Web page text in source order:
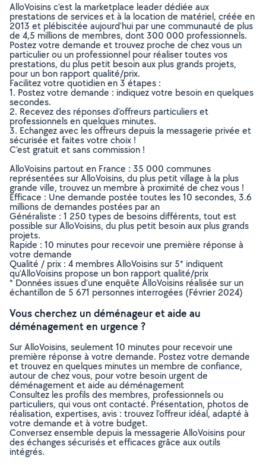
AlloVoisins c’est la marketplace leader dédiée aux
prestations de services et à la location de matériel, créée en
2013 et plébiscitée aujourd’hui par une communauté de plus
de 4,5 millions de membres, dont 300 000 professionnels.
Postez votre demande et trouvez proche de chez vous un
particulier ou un professionnel pour réaliser toutes vos
prestations, du plus petit besoin aux plus grands projets,
pour un bon rapport qualité/prix.
Facilitez votre quotidien en 3 étapes :
1. Postez votre demande : indiquez votre besoin en quelques
secondes.
2. Recevez des réponses d’offreurs particuliers et
professionnels en quelques minutes.
3. Echangez avec les offreurs depuis la messagerie privée et
sécurisée et faites votre choix !
C’est gratuit et sans commission !
AlloVoisins partout en France : 35 000 communes
représentées sur AlloVoisins, du plus petit village à la plus
grande ville, trouvez un membre à proximité de chez vous !
Efficace : Une demande postée toutes les 10 secondes, 3.6
millions de demandes postées par an
Généraliste : 1 250 types de besoins différents, tout est
possible sur AlloVoisins, du plus petit besoin aux plus grands
projets.
Rapide : 10 minutes pour recevoir une première réponse à
votre demande
Qualité / prix : 4 membres AlloVoisins sur 5* indiquent
qu’AlloVoisins propose un bon rapport qualité/prix
* Données issues d’une enquête AlloVoisins réalisée sur un
échantillon de 5 671 personnes interrogées (Février 2024)
Vous cherchez un déménageur et aide au
déménagement en urgence ?
Sur AlloVoisins, seulement 10 minutes pour recevoir une
première réponse à votre demande. Postez votre demande
et trouvez en quelques minutes un membre de confiance,
autour de chez vous, pour votre besoin urgent de
déménagement et aide au déménagement
Consultez les profils des membres, professionnels ou
particuliers, qui vous ont contacté. Présentation, photos de
réalisation, expertises, avis : trouvez l'offreur idéal, adapté à
votre demande et à votre budget.
Conversez ensemble depuis la messagerie AlloVoisins pour
des échanges sécurisés et efficaces grâce aux outils
intégrés.